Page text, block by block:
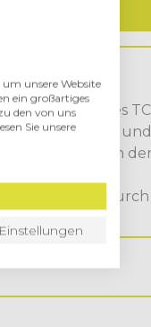
eines
Konzeption
/ Maßnahmen in
durch
unsere Website
ein großartiges
den von uns
Sie unsere